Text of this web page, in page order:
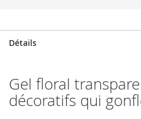
Détails
Gel floral
décoratifs qui